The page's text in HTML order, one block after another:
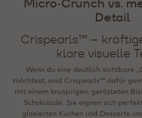
Detail
Crispearls™ –
klare visuelle
Wenn du eine deutlich sichtbare
möchtest, sind Crispearls™ dafür
mit einem knusprigen, gerösteten
Schokolade. Sie eignen sich
glasierten Kuchen und Desserts
weiterhin
Mini Crispearls™ sind die „Mikro“-
winzigen gerösteten Biskuitkern.
streuen (Sprinkle‑Format) und
Standardversion können sie in
gemischt werden und bleiben
Metallic Flakes –
visueller Akzent
Wenn das Ziel ein „Wow“-
Metallic Flakes präzise visuelle
gebrauchsfertig, hitzestabil und
fertigen Produkt einfrieren, ohne
Cremes oder